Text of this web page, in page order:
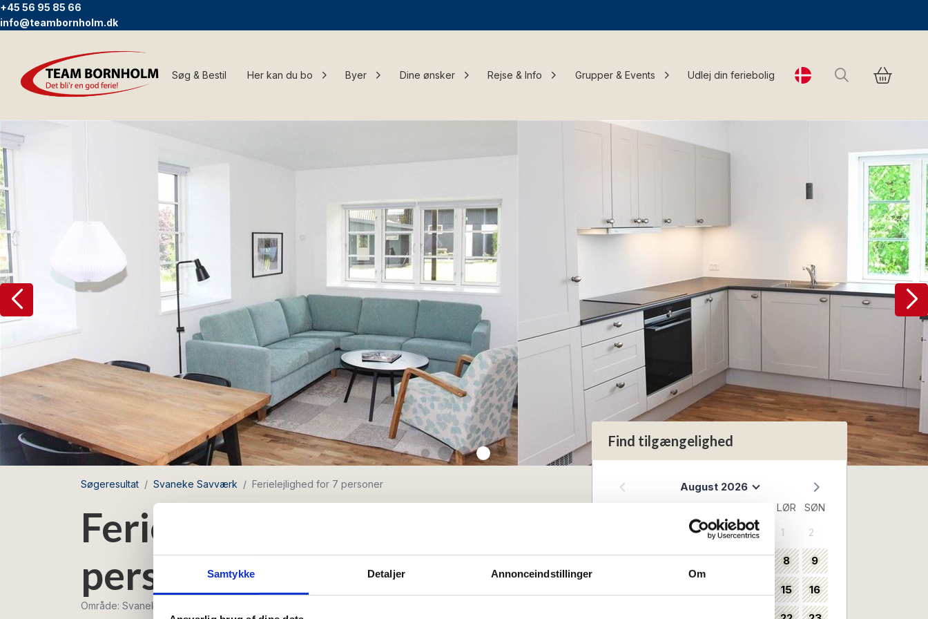
Samtykke Detaljer Annonceindstillinger Om
+45 56 95 85 66
info@teambornholm.dk
Søg & Bestil Her kan du bo Byer Dine ønsker Rejse & Info Grupper & Events Udlej din feriebolig Change language
Søg
Søgeresultat Svaneke Savværk Ferielejlighed for 7 personer
Ferielejlighed for 7
personer
Område: Svaneke
Find tilgængelighed
August 2026
LØR SØN
1 2
8 9
15 16